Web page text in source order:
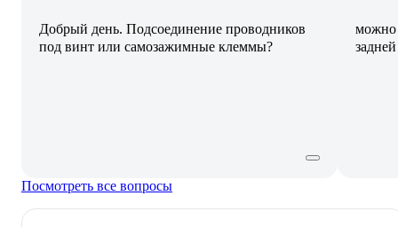
Добрый день. Подсоединение проводников
под винт или самозажимные клеммы?
можно
Посмотреть все вопросы